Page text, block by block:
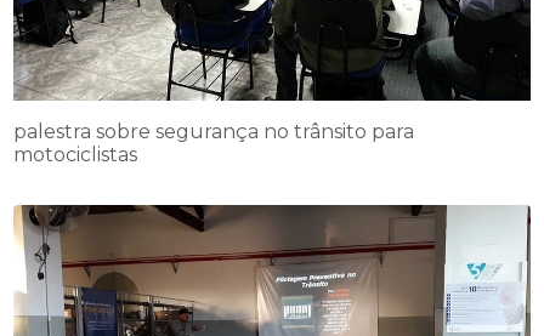
palestra sobre segurança no trânsito para
motociclistas